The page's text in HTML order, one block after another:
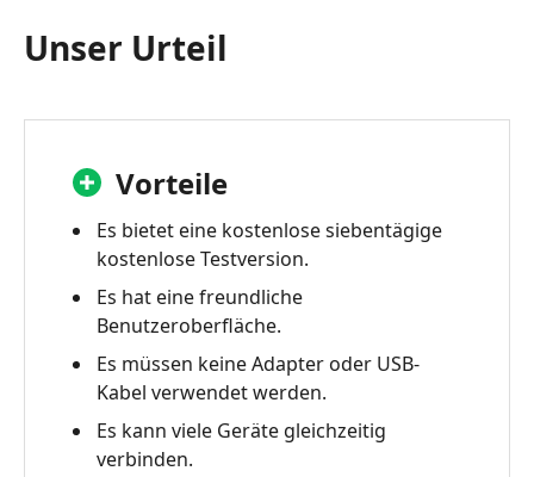
Unser Urteil
Vorteile
Es bietet eine kostenlose siebentägige
kostenlose Testversion.
Es hat eine freundliche
Benutzeroberfläche.
Es müssen keine Adapter oder USB-
Kabel verwendet werden.
Es kann viele Geräte gleichzeitig
verbinden.